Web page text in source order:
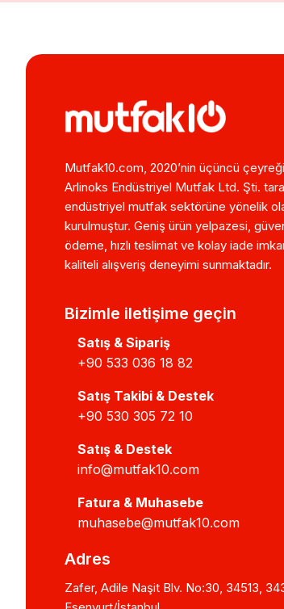
Mutfak10.com, 2020’nin üçüncü
Arlinoks Endüstriyel Mutfak Ltd. Şti.
endüstriyel mutfak sektörüne yönelik
kurulmuştur. Geniş ürün yelpazesi,
ödeme, hızlı teslimat ve kolay iade
kaliteli alışveriş deneyimi sunmaktadır.
Bizimle iletişime geçin
Satış & Sipariş
+90 533 036 18 82
Satış Takibi & Destek
+90 530 305 72 10
Satış & Destek
info@mutfak10.com
Fatura & Muhasebe
muhasebe@mutfak10.com
Adres
Zafer, Adile Naşit Blv. No:30, 34513,